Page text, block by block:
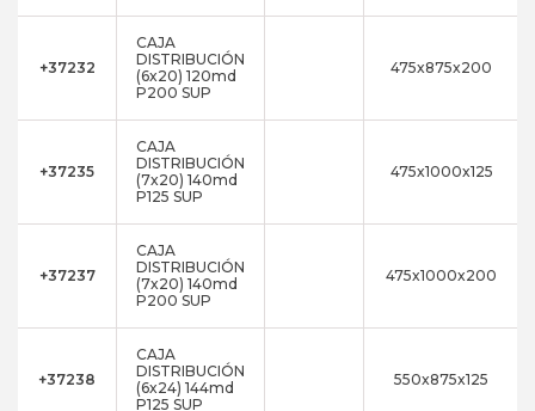
+37232
CAJA
DISTRIBUCIÓN
(6x20) 120md
P200 SUP
475x875x200
+37235
CAJA
DISTRIBUCIÓN
(7x20) 140md
P125 SUP
475x1000x125
+37237
CAJA
DISTRIBUCIÓN
(7x20) 140md
P200 SUP
475x1000x200
+37238
CAJA
DISTRIBUCIÓN
(6x24) 144md
P125 SUP
550x875x125